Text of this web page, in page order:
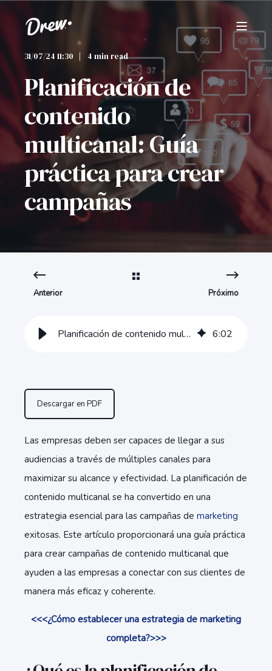
31/07/24 11:30 4 min read
Planificación de
contenido
multicanal: Guía
práctica para crear
campañas
Anterior Próximo
Planificación de contenido multicanal: Guía práctica para crear campañas 6:02
Descargar en PDF
Las empresas deben ser capaces de llegar a sus
audiencias a través de múltiples canales para
maximizar su alcance y efectividad. La planificación de
contenido multicanal se ha convertido en una
estrategia esencial para las campañas de marketing
exitosas. Este artículo proporcionará una guía práctica
para crear campañas de contenido multicanal que
ayuden a las empresas a conectar con sus clientes de
manera más eficaz y coherente.
<<<¿Cómo establecer una estrategia de marketing
completa?>>>